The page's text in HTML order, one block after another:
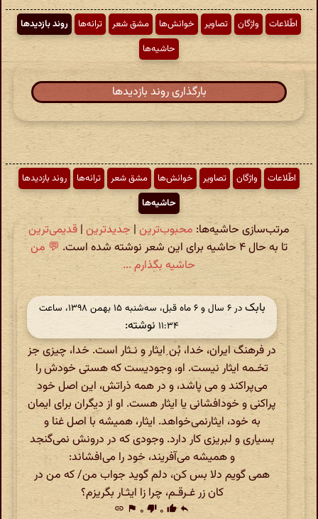
اطّلاعات واژگان تصاویر خوانش‌ها مشق شعر ترانه‌ها
روند بازدیدها
حاشیه‌ها
بارگذاری روند بازدیدها
اطّلاعات واژگان تصاویر خوانش‌ها مشق شعر ترانه‌ها
روند بازدیدها
حاشیه‌ها
مرتب‌سازی حاشیه‌ها: محبوب‌ترین| جدیدترین | قدیمی‌ترین
تا به حال ۴ حاشیه برای این شعر نوشته شده است.
💬 من
حاشیه بگذارم ...
بابک
در ‫۶ سال و ۶ ماه قبل، سه‌شنبه ۱۵ بهمن ۱۳۹۸، ساعت
۱۱:۳۴ نوشته:
در فرهنگ ایران، خدا، بُن ِایثار و نـثار است. خدا، چیزی جز
تخـمه ایثار نیست. او، وجودیست که هستی خودش را
می‌پراکند و می پاشد، و در همه ذراتش، این اصل خود
پراکنی و خودافشانی یا ایثار هست. او از دیگران برای ایمان
به خود، ایثارنمی‌خواهد. ایثار، همیشه با اصل غنا و
بسیاری و لبریزی کار دارد. وجودی که در درونش نمی‌گنجد
و همیشه می‌آفریند، خود را می‌افشاند:
همی گویم دلا بس کن، دلم گوید جواب من/ که من در
کان زر غـرقـم، چرا زا ایثـار بگریزم؟
reply
thumb_up ۰ thumb_down ۰ flag
link